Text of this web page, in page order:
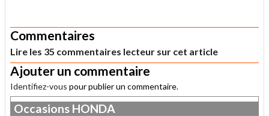
Commentaires
Lire les 35 commentaires lecteur sur cet article
Ajouter un commentaire
Identifiez-vous pour publier un commentaire.
Occasions HONDA